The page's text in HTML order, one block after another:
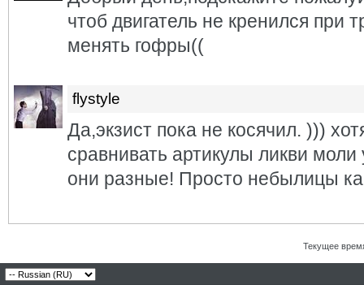
чтоб двигатель не кренился при
менять гофры((
flystyle
Да,экзист пока не косячил. )))
сравнивать артикулы ликви
они разные! Просто небылицы
Текущее